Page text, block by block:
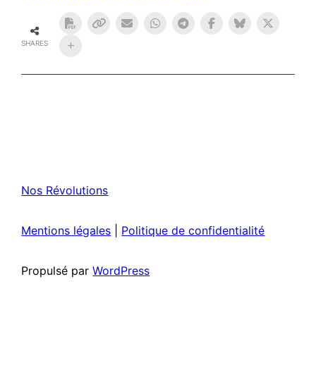
SHARES
Nos Révolutions
Mentions légales Politique de confidentialité
Propulsé parWordPress